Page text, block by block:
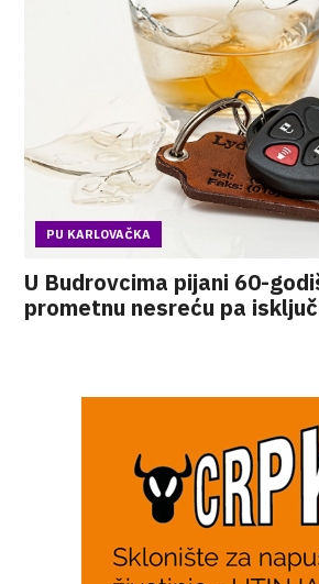
PU KARLOVAČKA
U Budrovcima pijani 60-
prometnu nesreću pa